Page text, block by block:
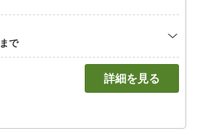
詳細を見る